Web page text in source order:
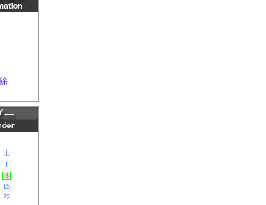
土
1
8
15
22